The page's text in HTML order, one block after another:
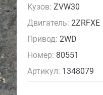
Кузов: ZVW30
Двигатель: 2ZRFXE
Привод: 2WD
Номер: 80551
Артикул: 1348079